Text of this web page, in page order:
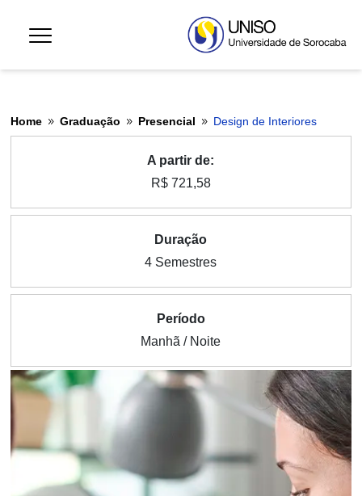
Home 9 Graduação 9 Presencial 9 Design de Interiores
A partir de:
R$ 721,58
Duração
4 Semestres
Período
Manhã / Noite